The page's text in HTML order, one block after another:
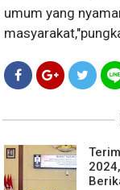
umum yang